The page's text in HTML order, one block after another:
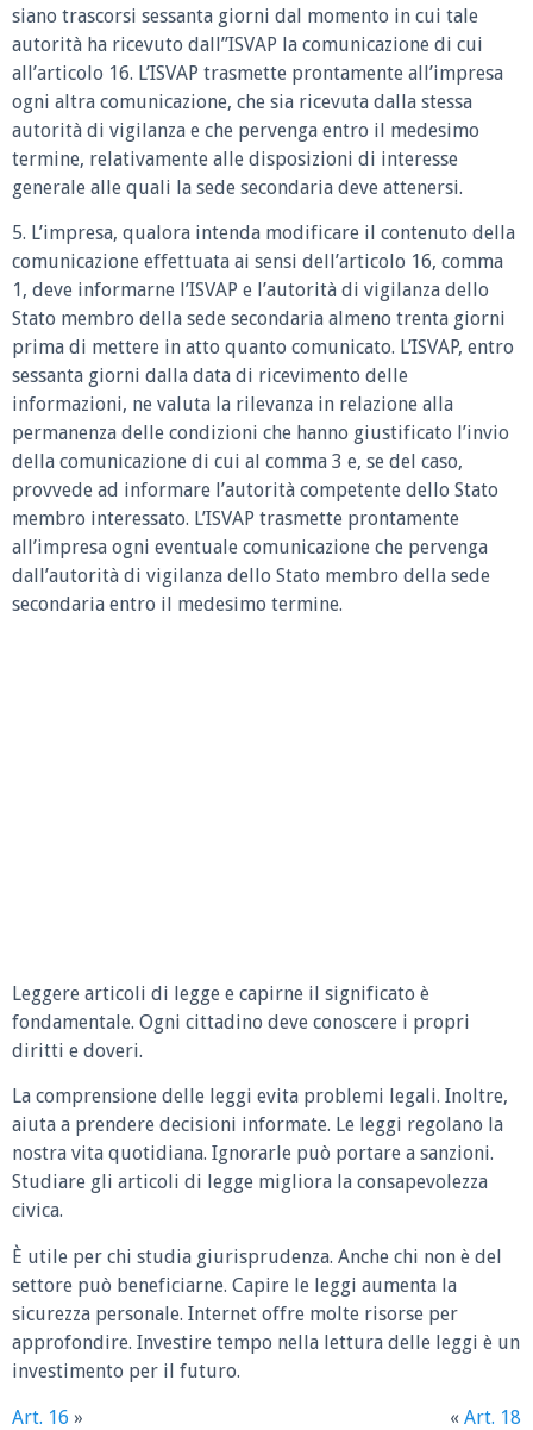
siano trascorsi sessanta giorni dal momento in cui tale
autorità ha ricevuto dall”ISVAP la comunicazione di cui
all’articolo 16. L’ISVAP trasmette prontamente all’impresa
ogni altra comunicazione, che sia ricevuta dalla stessa
autorità di vigilanza e che pervenga entro il medesimo
termine, relativamente alle disposizioni di interesse
generale alle quali la sede secondaria deve attenersi.
5. L’impresa, qualora intenda modificare il contenuto della
comunicazione effettuata ai sensi dell’articolo 16, comma
1, deve informarne l’ISVAP e l’autorità di vigilanza dello
Stato membro della sede secondaria almeno trenta giorni
prima di mettere in atto quanto comunicato. L’ISVAP, entro
sessanta giorni dalla data di ricevimento delle
informazioni, ne valuta la rilevanza in relazione alla
permanenza delle condizioni che hanno giustificato l’invio
della comunicazione di cui al comma 3 e, se del caso,
provvede ad informare l’autorità competente dello Stato
membro interessato. L’ISVAP trasmette prontamente
all’impresa ogni eventuale comunicazione che pervenga
dall’autorità di vigilanza dello Stato membro della sede
secondaria entro il medesimo termine.
Leggere articoli di legge e capirne il significato è
fondamentale. Ogni cittadino deve conoscere i propri
diritti e doveri.
La comprensione delle leggi evita problemi legali. Inoltre,
aiuta a prendere decisioni informate. Le leggi regolano la
nostra vita quotidiana. Ignorarle può portare a sanzioni.
Studiare gli articoli di legge migliora la consapevolezza
civica.
È utile per chi studia giurisprudenza. Anche chi non è del
settore può beneficiarne. Capire le leggi aumenta la
sicurezza personale. Internet offre molte risorse per
approfondire. Investire tempo nella lettura delle leggi è un
investimento per il futuro.
Art. 16 » « Art. 18